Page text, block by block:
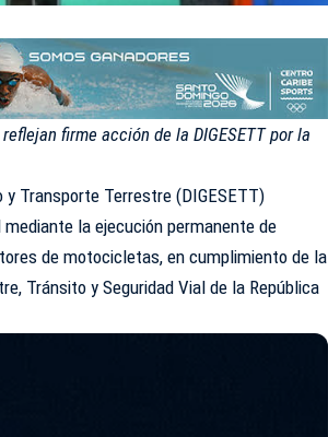
firme acción de la DIGESETT por la
y Transporte Terrestre (DIGESETT)
la ejecución permanente de
de motocicletas, en cumplimiento de la
Tránsito y Seguridad Vial de la República